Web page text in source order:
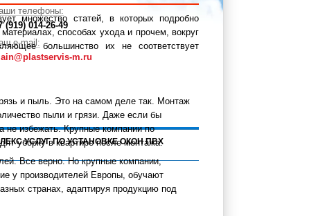
множество статей, в которых подробно
способах ухода и прочем, вокруг
большинство их не соответствует
и пыль. Это на самом деле так. Монтаж
пыли и грязи. Даже если бы
не избежать. Крупные компании по
уборку в квартире после монтажа.
Все верно. Но крупные компании,
у производителей Европы, обучают
странах, адаптируя продукцию под
телефоны:
(919) 014-26-49
e-mail:
m.ru
УСЛУГ ПО УСТАНОВКЕ ОКОН ПВХ